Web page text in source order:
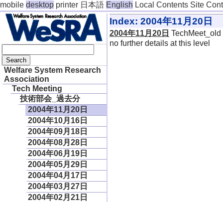
mobile desktop printer 日本語 English Local Contents Site
Welfare System Research
Association
Tech Meeting
技術部会_過去分
2004年11月20日
2004年10月16日
2004年09月18日
2004年08月28日
2004年06月19日
2004年05月29日
2004年04月17日
2004年03月27日
2004年02月21日
Index: 2004年11月20日
2004年11月20日 TechMeet_old
no further details at this level